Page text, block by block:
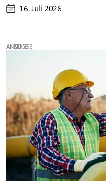
16. Juli 2026
ANZEIGE